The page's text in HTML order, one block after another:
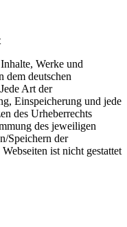
Werke und
dem deutschen
Art der
Einspeicherung und jede
des Urheberrechts
des jeweiligen
Speichern der
ist nicht gestattet